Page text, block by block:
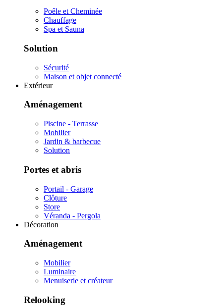
Poêle et Cheminée
Chauffage
Spa et Sauna
Solution
Sécurité
Maison et objet connecté
Extérieur
Aménagement
Piscine - Terrasse
Mobilier
Jardin & barbecue
Solution
Portes et abris
Portail - Garage
Clôture
Store
Véranda - Pergola
Décoration
Aménagement
Mobilier
Luminaire
Menuiserie et créateur
Relooking